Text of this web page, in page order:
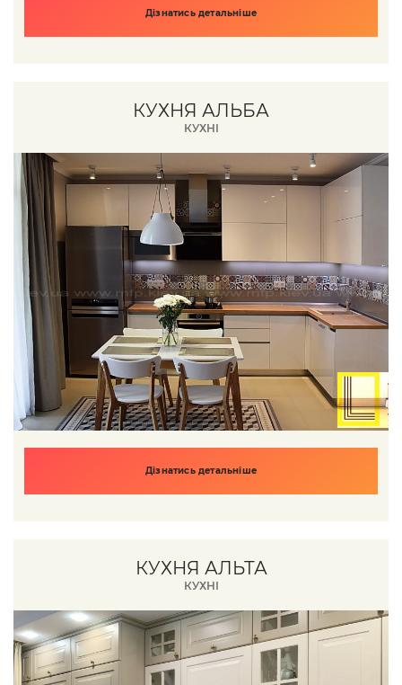
Дізнатись детальніше
КУХНЯ АЛЬБА
КУХНІ
Дізнатись детальніше
КУХНЯ АЛЬТА
КУХНІ